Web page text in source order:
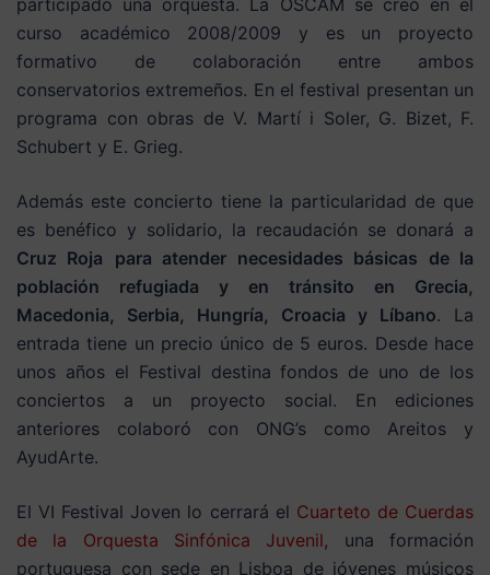
participado una orquesta. La OSCAM se creó en el
curso académico 2008/2009 y es un proyecto
formativo de colaboración entre ambos
conservatorios extremeños. En el festival presentan un
programa con obras de V. Martí i Soler, G. Bizet, F.
Schubert y E. Grieg.
Además este concierto tiene la particularidad de que
es benéfico y solidario, la recaudación se donará a
Cruz Roja
para atender necesidades básicas de la
población refugiada y en tránsito en Grecia,
Macedonia, Serbia, Hungría, Croacia y Líbano. La
entrada tiene un precio único de 5 euros. Desde hace
unos años el Festival destina fondos de uno de los
conciertos a un proyecto social. En ediciones
anteriores colaboró con ONG’s como Areitos y
AyudArte.
El VI Festival Joven lo cerrará el Cuarteto de Cuerdas
de la Orquesta Sinfónica Juvenil, una formación
portuguesa con sede en Lisboa de jóvenes músicos